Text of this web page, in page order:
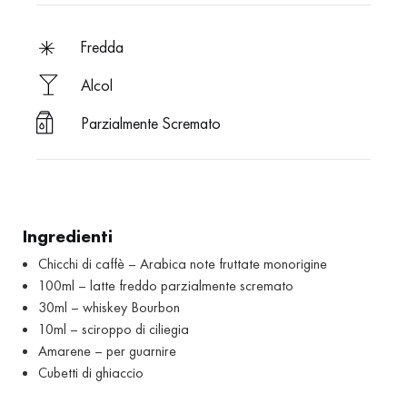
fredda
Alcol
Parzialmente Scremato
Ingredienti
Chicchi di caffè – Arabica note fruttate monorigine
100ml – latte freddo parzialmente scremato
30ml – whiskey Bourbon
10ml – sciroppo di ciliegia
Amarene – per guarnire
Cubetti di ghiaccio